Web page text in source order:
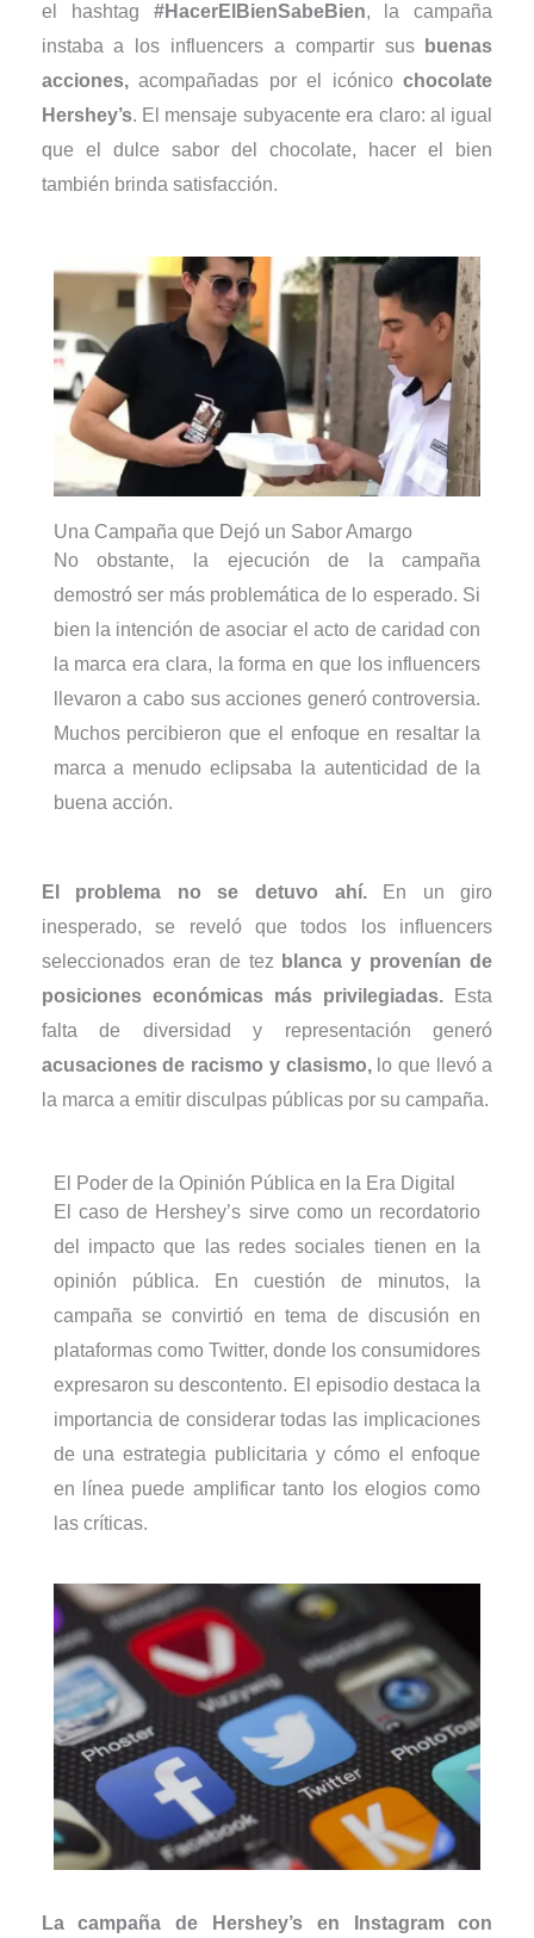
el hashtag #HacerElBienSabeBien, la campaña
instaba a los influencers a compartir sus
buenas
acciones,acompañadas por el icónicochocolate
Hershey’s. El mensaje subyacente era claro: al igual
que el dulce sabor del chocolate, hacer el bien
también brinda satisfacción.
Una Campaña que Dejó un Sabor Amargo
No obstante, la ejecución de la campaña
demostró ser más problemática de lo esperado. Si
bien la intención de asociar el acto de caridad con
la marca era clara, la forma en que los influencers
llevaron a cabo sus acciones generó controversia.
Muchos percibieron que el enfoque en resaltar la
marca a menudo eclipsaba la autenticidad de la
buena acción.
El problema no se detuvo ahí.En un giro
inesperado, se reveló que todos los influencers
seleccionados eran de tez blanca y provenían de
posiciones económicas más privilegiadas. Esta
falta de diversidad y representación generó
acusaciones de racismo y clasismo,lo que llevó a
la marca a emitir disculpas públicas por su campaña.
El Poder de la Opinión Pública en la Era Digital
El caso de Hershey’s sirve como un recordatorio
del impacto que las redes sociales tienen en la
opinión pública. En cuestión de minutos, la
campaña se convirtió en tema de discusión en
plataformas como Twitter, donde los consumidores
expresaron su descontento. El episodio destaca la
importancia de considerar todas las implicaciones
de una estrategia publicitaria y cómo el enfoque
en línea puede amplificar tanto los elogios como
las críticas.
La campaña de Hershey’s en Instagram con